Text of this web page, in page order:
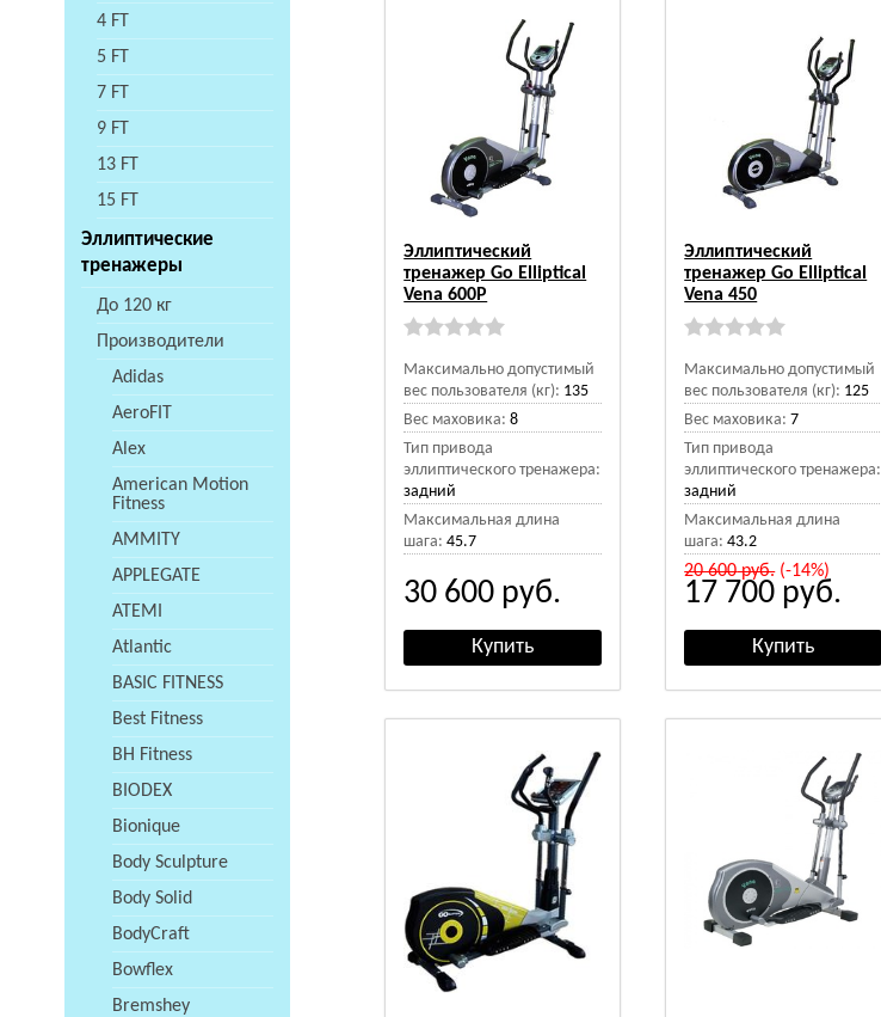
4 FT
5 FT
7 FT
9 FT
13 FT
15 FT
Эллиптические
тренажеры
До 120 кг
Производители
Adidas
AeroFIT
Alex
American Motion
Fitness
AMMITY
APPLEGATE
ATEMI
Atlantic
BASIC FITNESS
Best Fitness
BH Fitness
BIODEX
Bionique
Body Sculpture
Body Solid
BodyCraft
Bowflex
Bremshey
Эллиптический
тренажер Go Elliptical
Vena 600P
Максимально допустимый
вес пользователя (кг): 135
Вес маховика: 8
Тип привода
эллиптического тренажера:
задний
Максимальная длина
шага: 45.7
30 600 руб.
Эллиптический
тренажер Go Elliptical
Vena 450
Максимально допустимый
вес пользователя (кг): 125
Вес маховика: 7
Тип привода
эллиптического тренажера:
задний
Максимальная длина
шага: 43.2
20 600руб.(-14%)
17 700 руб.